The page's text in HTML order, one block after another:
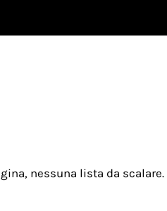
nessuna lista da scalare.